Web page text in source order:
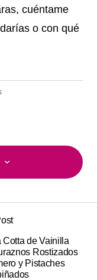
cuéntame
o con qué
están
Cotta de Vainilla
Rostizados
y Pistaches